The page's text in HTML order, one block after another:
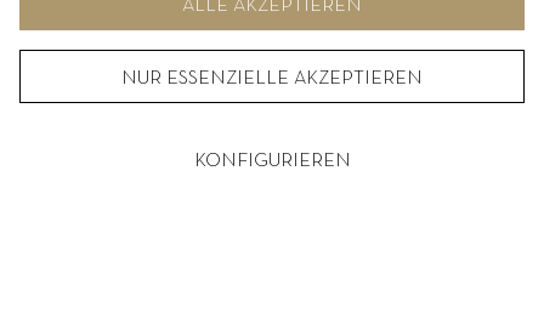
KONFIGURIEREN
NUR ESSENZIELLE AKZEPTIEREN
ALLE AKZEPTIEREN